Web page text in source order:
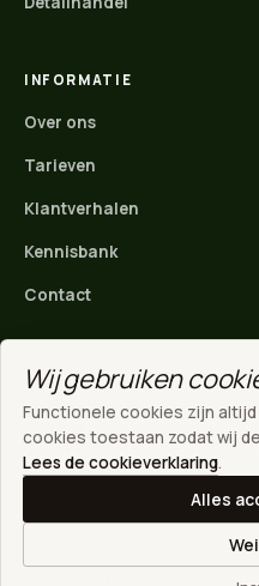
INFORMATIE
Over ons
Tarieven
Klantverhalen
Kennisbank
Contact
ACTIEF IN
Nijmegen·Arnhem Ede·
Gelderland·Noord-Brabant
© 2026 LoonBox B.V. · KvK:
Wij gebruiken
Functionele cookies zijn
cookies toestaan zodat wij
Lees de cookieverklaring.
Alles